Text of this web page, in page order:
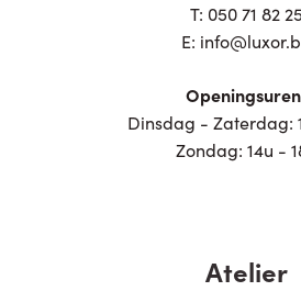
T: 050 71 82 25
E:
Dinsdag - Zaterdag:
Zondag: 14u -
Atelier